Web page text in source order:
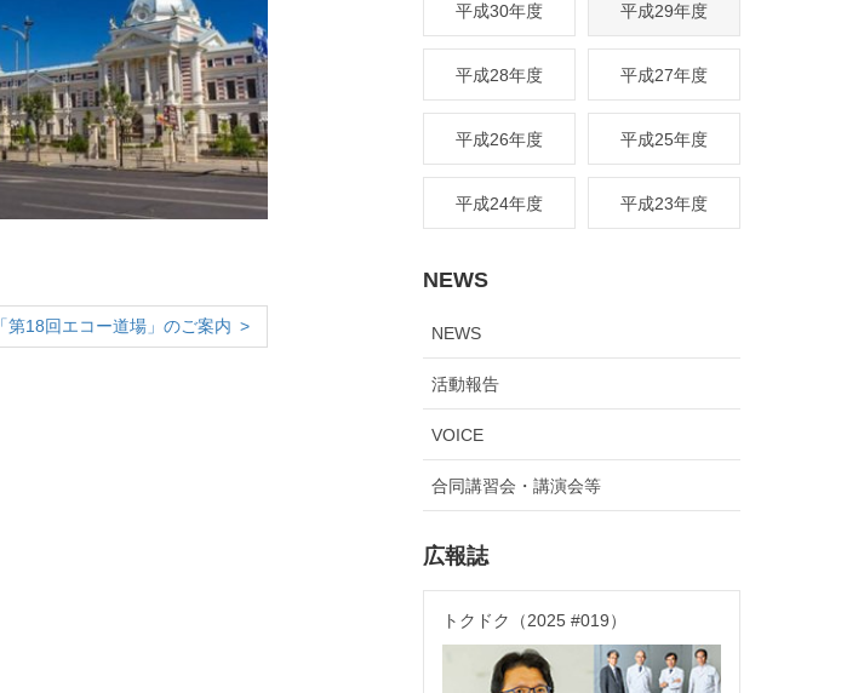
「第18回エコー道場」のご案内
平成30年度 平成29年度
平成28年度 平成27年度
平成26年度 平成25年度
平成24年度 平成23年度
NEWS
NEWS
活動報告
VOICE
合同講習会・講演会等
広報誌
トクドク（2025 #019）